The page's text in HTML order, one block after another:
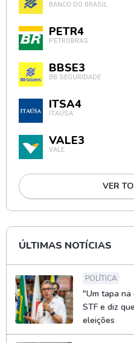
BANCO DO BRASIL
PETR4
PETROBRAS
BBSE3
BB SEGURIDADE
ITSA4
ITAÚSA
VALE3
VALE
VER
ÚLTIMAS NOTÍCIAS
POLÍTICA
"Um tapa na
STF e diz
eleições